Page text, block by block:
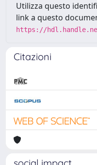
Utilizza questo
link a questo
https://
Citazioni